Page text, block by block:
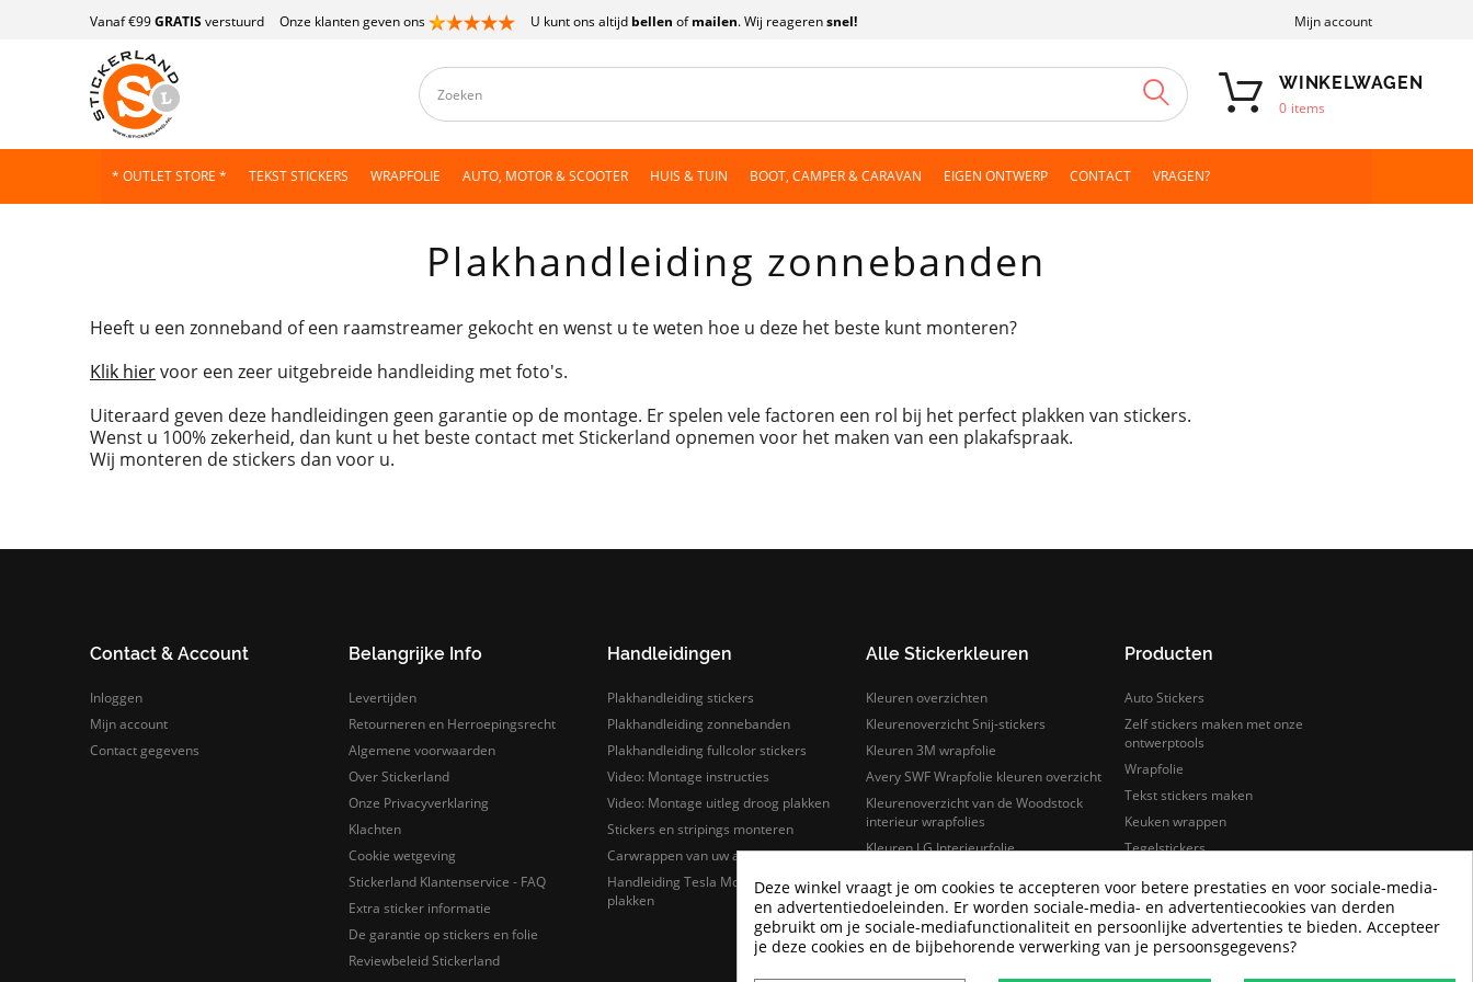
Vanaf €99GRATIS verstuurd Onze klanten geven ons U kunt ons altijd bellen ofmailen. Wij reagerensnel! Mijn account
ZOEKEN WINKELWAGEN
0 items
* OUTLET STORE * TEKST STICKERS WRAPFOLIE AUTO, MOTOR & SCOOTER HUIS & TUIN BOOT, CAMPER & CARAVAN EIGEN ONTWERP CONTACT VRAGEN?
Plakhandleiding zonnebanden
Heeft u een zonneband of een raamstreamer gekocht en wenst u te weten hoe u deze het beste kunt monteren?
Klik hiervoor een zeer uitgebreide handleiding met foto's.
Uiteraard geven deze handleidingen geen garantie op de montage. Er spelen vele factoren een rol bij het perfect plakken van stickers.
Wenst u 100% zekerheid, dan kunt u het beste contact met Stickerland opnemen voor het maken van een plakafspraak.
Wij monteren de stickers dan voor u.
Contact & Account
Inloggen
Mijn account
Contact gegevens
Belangrijke Info
Levertijden
Retourneren en Herroepingsrecht
Algemene voorwaarden
Over Stickerland
Onze Privacyverklaring
Klachten
Cookie wetgeving
Stickerland Klantenservice - FAQ
Extra sticker informatie
De garantie op stickers en folie
Reviewbeleid Stickerland
Handleidingen
Plakhandleiding stickers
Plakhandleiding zonnebanden
Plakhandleiding fullcolor stickers
Video: Montage instructies
Video: Montage uitleg droog plakken
Stickers en stripings monteren
Carwrappen van uw auto
Handleiding Tesla Model 3 logo stickers
plakken
Alle Stickerkleuren
Kleuren overzichten
Kleurenoverzicht Snij-stickers
Kleuren 3M wrapfolie
Avery SWF Wrapfolie kleuren overzicht
Kleurenoverzicht van de Woodstock
interieur wrapfolies
Kleuren LG Interieurfolie
Producten
Auto Stickers
Zelf stickers maken met onze
ontwerptools
Wrapfolie
Tekst stickers maken
Keuken wrappen
Tegelstickers
Camper Logo Stickers
Goedkope wrapfolie
Deze winkel vraagt je om cookies te accepteren voor betere prestaties en voor sociale-media-
en advertentiedoeleinden. Er worden sociale-media- en advertentiecookies van derden
gebruikt om je sociale-mediafunctionaliteit en persoonlijke advertenties te bieden. Accepteer
je deze cookies en de bijbehorende verwerking van je persoonsgegevens?